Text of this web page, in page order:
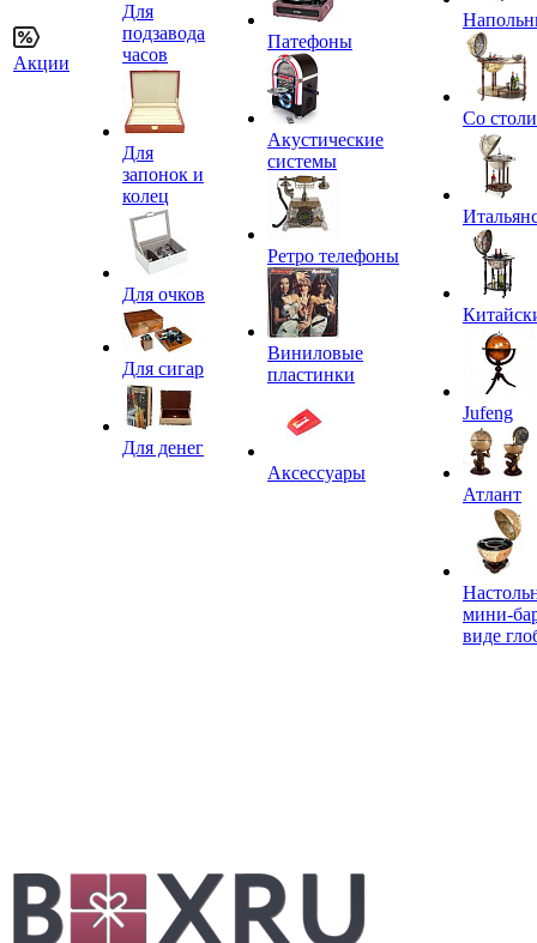
Акции
Для
подзавода
часов
Для
запонок и
колец
Для очков
Для сигар
Для денег
Патефоны
Акустические
системы
Ретро телефоны
Виниловые
пластинки
Аксессуары
Со
Jufeng
Атлант
мини-
виде